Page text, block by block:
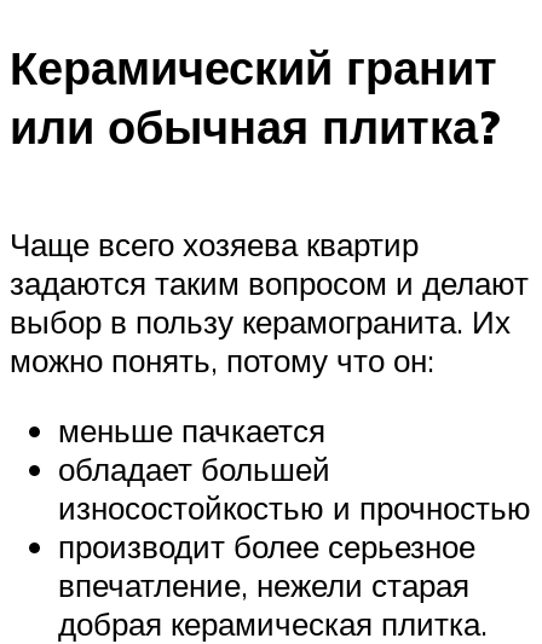
Керамический гранит
или обычная плитка?
Чаще всего хозяева квартир
задаются таким вопросом и делают
выбор в пользу керамогранита. Их
можно понять, потому что он:
меньше пачкается
обладает большей
износостойкостью и прочностью
производит более серьезное
впечатление, нежели старая
добрая керамическая плитка.